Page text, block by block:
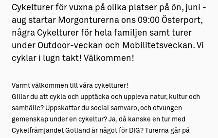
→ Tonårsliv
Barn & Familj
Cykelturer för vuxna på olika platser på ön, juni -
aug startar Morgonturerna ons 09:00 Österport,
några Cykelturer för hela familjen samt turer
under Outdoor-veckan och Mobilitetsveckan. Vi
cyklar i lugn takt! Välkommen!
Varmt välkommen till våra cykelturer!
Gillar du att cykla och upptäcka och uppleva natur, kultur och
samhälle? Uppskattar du social samvaro, och otvungen
gemenskap under en cykeltur? Ja, då kanske en tur med
Cykelfrämjandet Gotland är något för DIG? Turerna går på